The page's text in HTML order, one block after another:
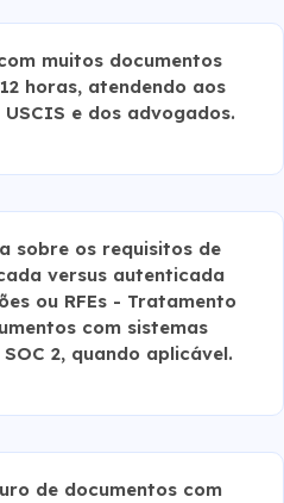
muitos documentos
horas, atendendo aos
e dos advogados.
sobre os requisitos de
versus autenticada
ou RFEs - Tratamento
com sistemas
2, quando aplicável.
de documentos com